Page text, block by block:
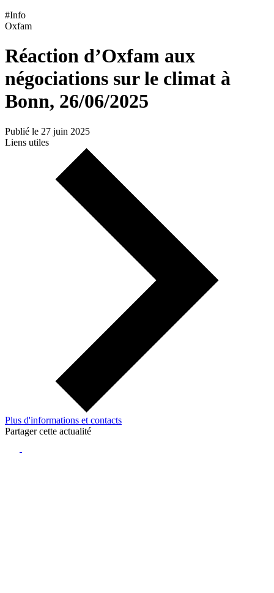
#Info
Oxfam
Réaction d’Oxfam aux
négociations sur le climat à
Bonn, 26/06/2025
Publié le 27 juin 2025
Liens utiles
Plus d'informations et contacts
Partager cette actualité